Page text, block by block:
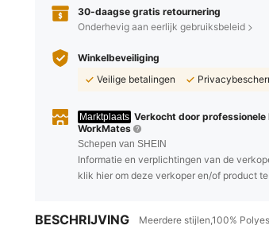
30-daagse gratis retournering
Onderhevig aan eerlijk gebruiksbeleid
Winkelbeveiliging
Veilige betalingen
Marktplaats Verkocht door professionele
WorkMates
Schepen van SHEIN
Informatie en verplichtingen van de
BESCHRIJVING Meerdere stijlen,100%